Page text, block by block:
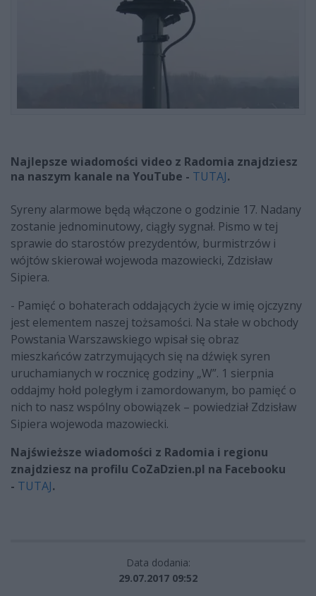
Najlepsze wiadomości video z Radomia znajdziesz
na naszym kanale na YouTube - TUTAJ.
Syreny alarmowe będą włączone o godzinie 17. Nadany
zostanie jednominutowy, ciągły sygnał. Pismo w tej
sprawie do starostów prezydentów, burmistrzów i
wójtów skierował wojewoda mazowiecki, Zdzisław
Sipiera.
- Pamięć o bohaterach oddających życie w imię ojczyzny
jest elementem naszej tożsamości. Na stałe w obchody
Powstania Warszawskiego wpisał się obraz
mieszkańców zatrzymujących się na dźwięk syren
uruchamianych w rocznicę godziny „W”. 1 sierpnia
oddajmy hołd poległym i zamordowanym, bo pamięć o
nich to nasz wspólny obowiązek – powiedział Zdzisław
Sipiera wojewoda mazowiecki.
Najświeższe wiadomości z Radomia i regionu
znajdziesz na profilu CoZaDzien.pl na Facebooku
- TUTAJ.
Data dodania:
29.07.2017 09:52